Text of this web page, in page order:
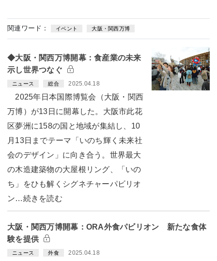
関連ワード： イベント 大阪・関西万博
◆大阪・関西万博開幕：食産業の未来
示し世界つなぐ
ニュース 総合 2025.04.18
2025年日本国際博覧会（大阪・関西
万博）が13日に開幕した。大阪市此花
区夢洲に158の国と地域が集結し、10
月13日までテーマ「いのち輝く未来社
会のデザイン」に向き合う。世界最大
の木造建築物の大屋根リング、「いの
ち」をひも解くシグネチャーパビリオ
ン…続きを読む
大阪・関西万博開幕：ORA外食パビリオン 新たな食体
験を提供
ニュース 外食 2025.04.18